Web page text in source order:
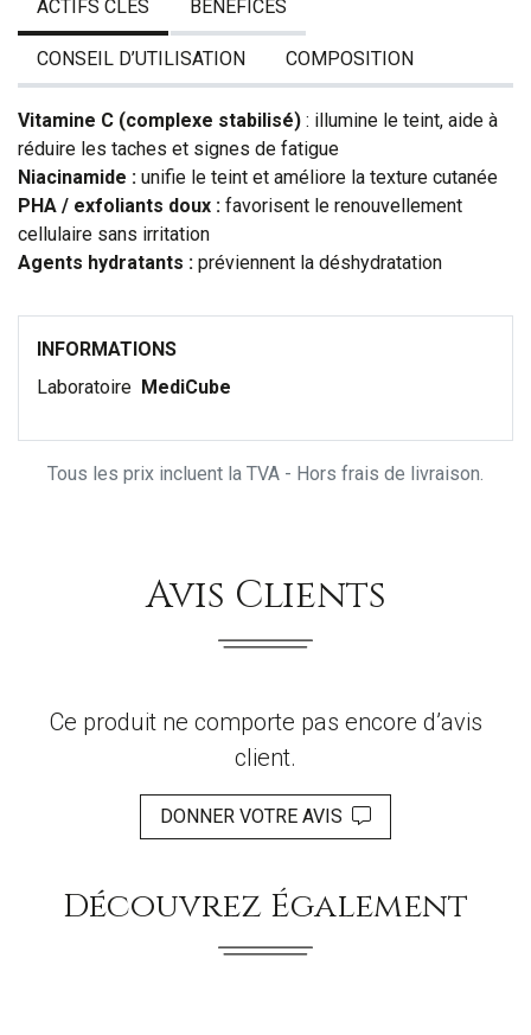
ACTIFS CLÉS BÉNÉFICES
CONSEIL D’UTILISATION COMPOSITION
Vitamine C (complexe stabilisé) : illumine le teint, aide à
réduire les taches et signes de fatigue
Niacinamide : unifie le teint et améliore la texture cutanée
PHA / exfoliants doux : favorisent le renouvellement
cellulaire sans irritation
Agents hydratants : préviennent la déshydratation
INFORMATIONS
Laboratoire MediCube
Tous les prix incluent la TVA - Hors frais de livraison.
Avis Clients
Ce produit ne comporte pas encore d’avis
client.
DONNER VOTRE AVIS
Découvrez Également